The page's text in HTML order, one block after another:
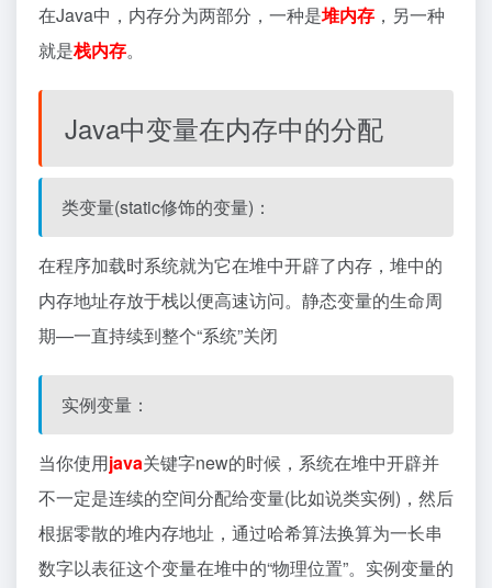
在Java中，内存分为两部分，一种是堆内存 ，另一种
就是栈内存。
Java中变量在内存中的分配
类变量(static修饰的变量)：
在程序加载时系统就为它在堆中开辟了内存，堆中的
内存地址存放于栈以便高速访问。静态变量的生命周
期—一直持续到整个“系统”关闭
实例变量：
当你使用java关键字new的时候，系统在堆中开辟并
不一定是连续的空间分配给变量(比如说类实例)，然后
根据零散的堆内存地址，通过哈希算法换算为一长串
数字以表征这个变量在堆中的“物理位置”。实例变量的